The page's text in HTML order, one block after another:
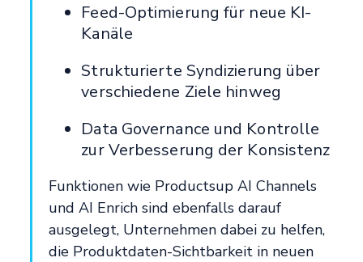
Feed-Optimierung für neue KI-
Kanäle
Strukturierte Syndizierung über
verschiedene Ziele hinweg
Data Governance und Kontrolle
zur Verbesserung der Konsistenz
Funktionen wie Productsup AI Channels
und AI Enrich sind ebenfalls darauf
ausgelegt, Unternehmen dabei zu helfen,
die Produktdaten-Sichtbarkeit in neuen